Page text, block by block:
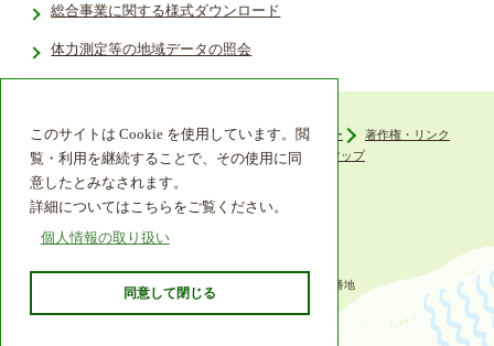
このサイトは Cookie を使用しています。閲
覧・利用を継続することで、その使用に同
意したとみなされます。
詳細についてはこちらをご覧ください。
個人情報の取り扱い
同意して閉じる
総合事業に関する様式ダウンロード
体力測定等の地域データの照会­
ウェブアクセシビリティ プライバシーポリシー
著作権・リンク
組織機構
リンク集 サイトマップ
〒649-6492 和歌山県紀の川市西大井338番地
TEL 0736-77-2511